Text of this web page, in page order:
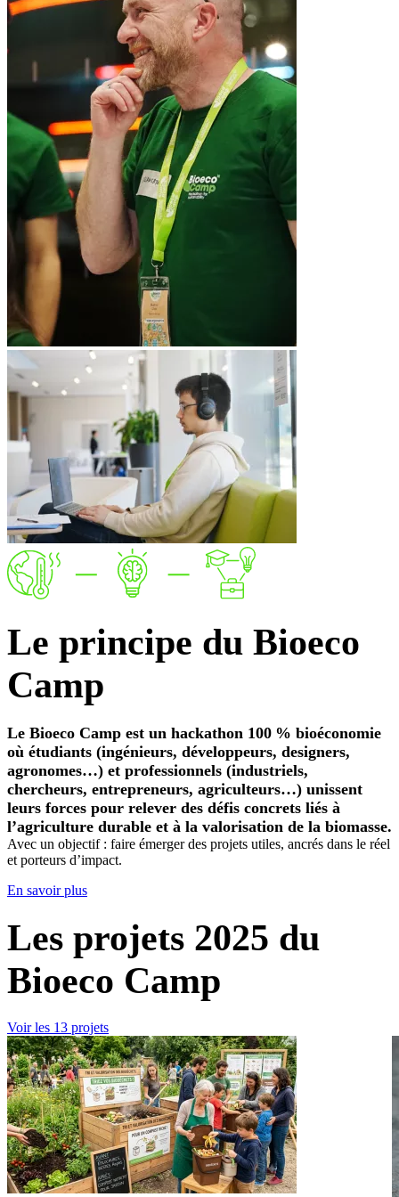
Le principe du Bioeco
Camp
Le Bioeco Camp est un hackathon 100 % bioéconomie
où étudiants (ingénieurs, développeurs, designers,
agronomes…) et professionnels (industriels,
chercheurs, entrepreneurs, agriculteurs…) unissent
leurs forces pour relever des défis concrets liés à
l’agriculture durable et à la valorisation de la biomasse.
Avec un objectif : faire émerger des projets utiles, ancrés dans le réel
et porteurs d’impact.
En savoir plus
Les projets 2025 du
Bioeco Camp
Voir les 13 projets